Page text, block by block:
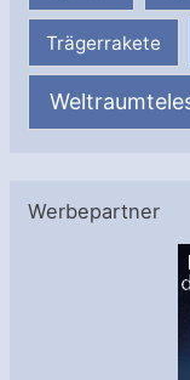
Trägerrakete
Werbepartner